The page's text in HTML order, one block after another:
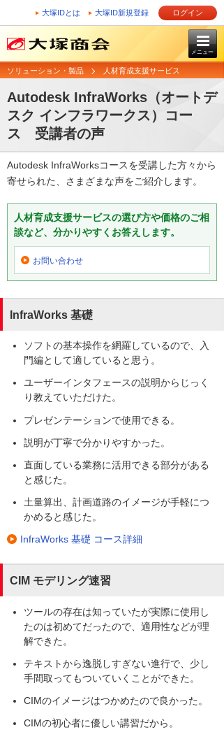
大塚IDとは 大塚ID新規登録 ログイン
メニュー
ソリューション・製品 人材育成支援サービス
Autodesk InfraWorks（オートデ
スク インフラワークス）コー
ス 受講者の声
Autodesk InfraWorksコースを受講した方々から
寄せられた、さまざまな声をご紹介します。
人材育成支援サービスの選び方や価格のご相
談など、分かりやすくお答えします。
お問い合わせ
InfraWorks 基礎
ソフトの基本操作を網羅しているので、入
門編として適していると思う。
ユーザーインタフェースの説明からじっく
り教えていただけた。
プレゼンテーションで使用できる。
説明が丁寧で分かりやすかった。
直面している業務に活用できる部分がある
と感じた。
土量算出、計画道路のイメージが手軽につ
かめると感じた。
InfraWorks 基礎 コース詳細
CIM モデリング速習
ツールの存在は知っていたが実際に使用し
たのは初めてだったので、適用性などが理
解できた。
テキストから逸脱しすぎない進行で、少し
手間取ってもついていくことができた。
CIMのイメージはつかめたので良かった。
CIMの初心者に優しい講習だから。